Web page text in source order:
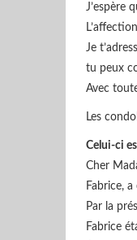
J’espère
Je
tu peux
Avec
Les
Celui-ci
Cher
Fabrice,
Par la
Fabrice